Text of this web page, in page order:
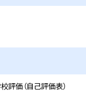
価（自己評価表）